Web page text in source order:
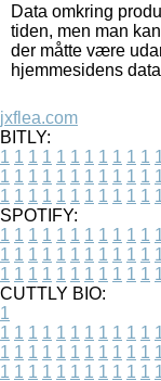
Data omkring
tiden, men man
der måtte være
hjemmesidens
jxflea.com
BITLY:
1 1 1 1 1 1 1 1 1 1 1
1 1 1 1 1 1 1 1 1 1 1
1 1 1 1 1 1 1 1 1 1 1
SPOTIFY:
1 1 1 1 1 1 1 1 1 1 1
1 1 1 1 1 1 1 1 1 1 1
1 1 1 1 1 1 1 1 1 1 1
CUTTLY BIO:
1
1 1 1 1 1 1 1 1 1 1 1
1 1 1 1 1 1 1 1 1 1 1
1 1 1 1 1 1 1 1 1 1 1